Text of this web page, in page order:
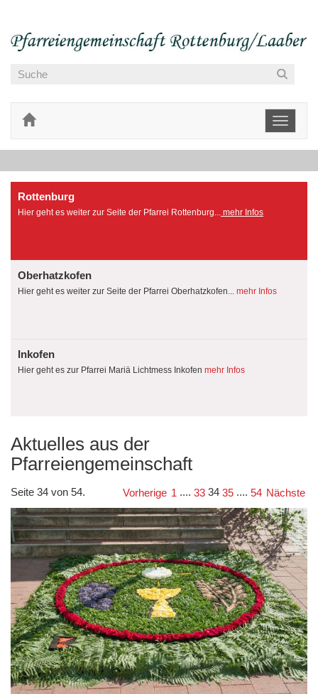
Toggle
Rottenburg
Hier geht es weiter zur Seite der Pfarrei Rottenburg... mehr Infos
Oberhatzkofen
Hier geht es weiter zur Seite der Pfarrei Oberhatzkofen... mehr Infos
Inkofen
Hier geht es zur Pfarrei Mariä Lichtmess Inkofen mehr Infos
Aktuelles aus der
Pfarreiengemeinschaft
Seite 34 von 54. Vorherige 1 .... 33 34 35 .... 54 Nächste